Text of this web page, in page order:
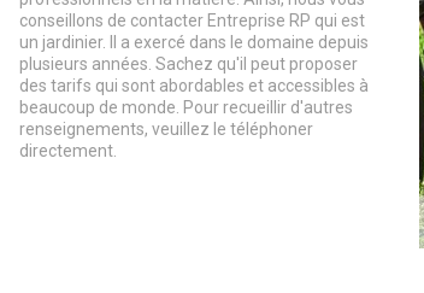
conseillons de contacter Entreprise RP qui est
un jardinier. Il a exercé dans le domaine depuis
plusieurs années. Sachez qu'il peut proposer
des tarifs qui sont abordables et accessibles à
beaucoup de monde. Pour recueillir d'autres
renseignements, veuillez le téléphoner
directement.